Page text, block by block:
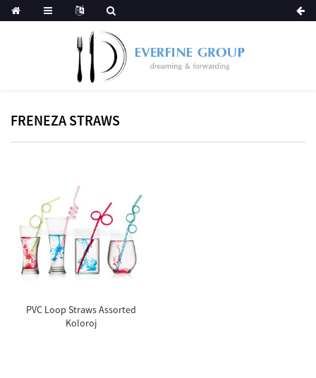
FRENEZA STRAWS
PVC Loop Straws Assorted
Koloroj